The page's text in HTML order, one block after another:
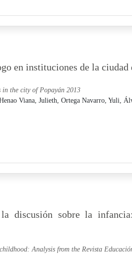
en instituciones de la ciudad
in the city of Popayán 2013
Viana, Julieth, Ortega Navarro, Yuli,
discusión sobre la
Analysis from the Revista